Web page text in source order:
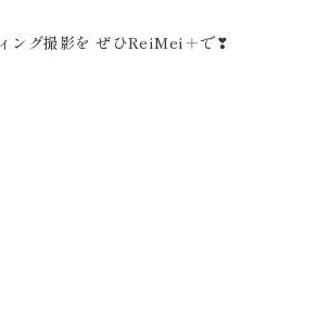
ング撮影を ぜひReiMei＋で❣